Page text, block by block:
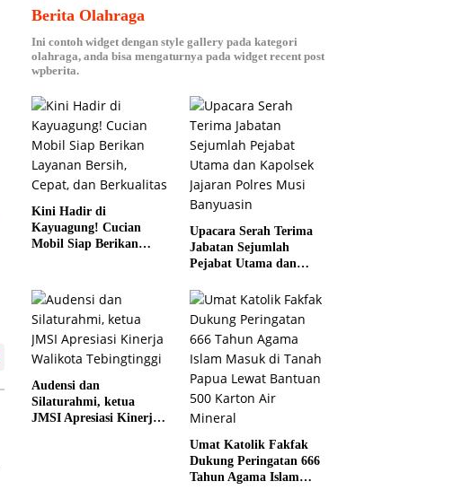
Berita Olahraga
Ini contoh widget dengan style gallery pada kategori
olahraga, anda bisa mengaturnya pada widget recent post
wpberita.
Kini Hadir di
Kayuagung! Cucian
Mobil Siap Berikan
Upacara Serah Terima
Jabatan Sejumlah
Pejabat Utama dan
Musi Banyuasin
Audensi dan
Silaturahmi, ketua
JMSI Apresiasi Kinerja
Umat Katolik Fakfak
Dukung Peringatan 666
Tahun Agama Islam